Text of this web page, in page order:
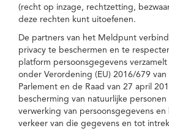
(recht op inzage, rechtzetting,
deze rechten kunt uitoefenen.
De partners van het Meldpunt
privacy te beschermen en te
platform persoonsgegevens
onder Verordening (EU) 2016/679
Parlement en de Raad van 27 april
bescherming van natuurlijke
verwerking van persoonsgegevens
verkeer van die gegevens en tot